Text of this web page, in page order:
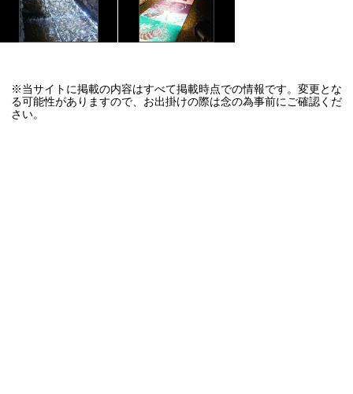
※当サイトに掲載の内容はすべて掲載時点での情報です。変更とな
る可能性がありますので、お出掛けの際は念の為事前にご確認くだ
さい。